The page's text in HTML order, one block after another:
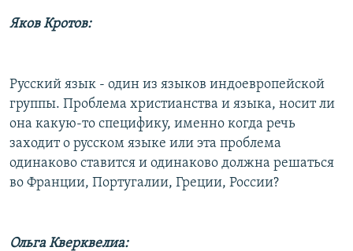
Яков Кротов:
Русский язык - один из языков индоевропейской
группы. Проблема христианства и языка, носит ли
она какую-то специфику, именно когда речь
заходит о русском языке или эта проблема
одинаково ставится и одинаково должна решаться
во Франции, Португалии, Греции, России?
Ольга Кверквелиа: